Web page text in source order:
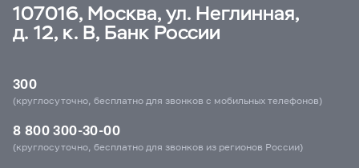
107016, Москва, ул. Неглинная,
д. 12, к. В, Банк России
300
(круглосуточно, бесплатно для звонков с мобильных телефонов)
8 800 300-30-00
(круглосуточно, бесплатно для звонков из регионов России)